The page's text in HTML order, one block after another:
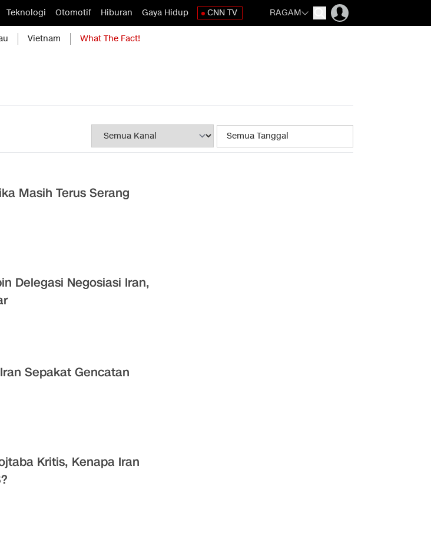
Teknologi Otomotif Hiburan Gaya Hidup CNN TV RAGAM
Vietnam What The Fact!
Masih Terus Serang
Delegasi Negosiasi Iran,
Sepakat Gencatan
Kritis, Kenapa Iran